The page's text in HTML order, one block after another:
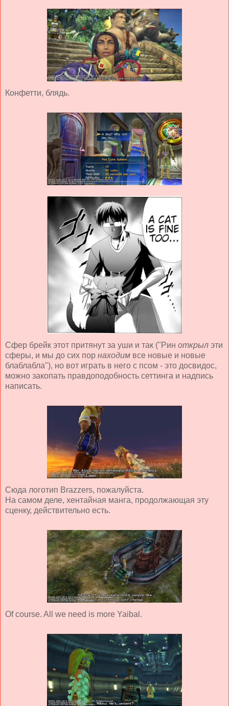
Конфетти, блядь.
Сфер брейк этот притянут за уши и так ("Рин открыл эти
сферы, и мы до сих пор находим все новые и новые
блаблабла"), но вот играть в него с псом - это досвидос,
можно закопать правдоподобность сеттинга и надпись
написать.
Сюда логотип Brazzers, пожалуйста.
На самом деле, хентайная манга, продолжающая эту
сценку, действительно есть.
Of course. All we need is more Yaibal.